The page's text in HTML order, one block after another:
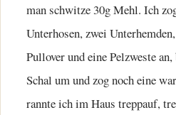
man schwitze 30g Mehl. Ich
Unterhosen, zwei
Pullover und eine Pelzweste
Schal um und zog noch eine
rannte ich im Haus treppauf,